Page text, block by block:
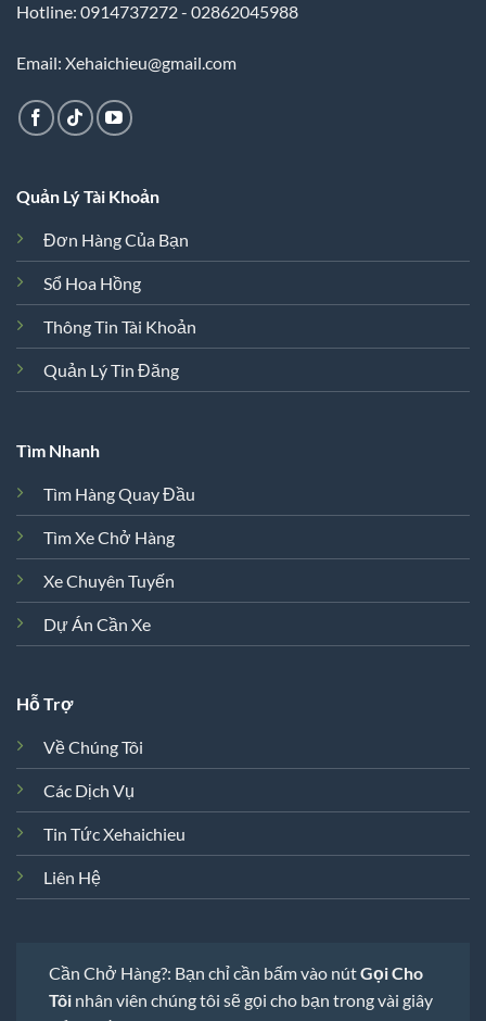
Hotline: 0914737272 - 02862045988
Email: Xehaichieu@gmail.com
Quản Lý Tài Khoản
Đơn Hàng Của Bạn
Sổ Hoa Hồng
Thông Tin Tài Khoản
Quản Lý Tin Đăng
Tìm Nhanh
Tìm Hàng Quay Đầu
Tìm Xe Chở Hàng
Xe Chuyên Tuyến
Dự Án Cần Xe
Hỗ Trợ
Về Chúng Tôi
Các Dịch Vụ
Tin Tức Xehaichieu
Liên Hệ
Cần Chở Hàng?: Bạn chỉ cần bấm vào nútGọi Cho
Tôi nhân viên chúng tôi sẽ gọi cho bạn trong vài giây